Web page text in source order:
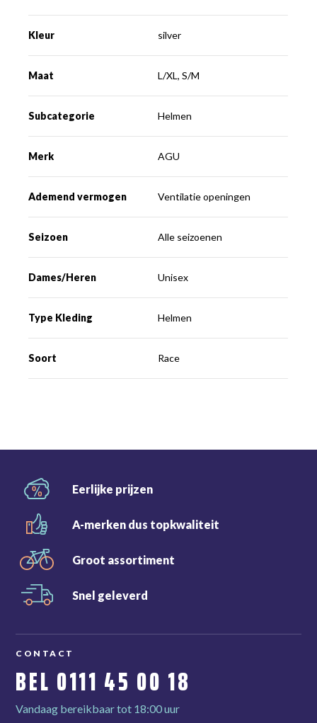
Kleur silver
Maat L/XL, S/M
Subcategorie Helmen
Merk AGU
Ademend vermogen Ventilatie openingen
Seizoen Alle seizoenen
Dames/Heren Unisex
Type Kleding Helmen
Soort Race
Eerlijke prijzen
A-merken dus topkwaliteit
Groot assortiment
Snel geleverd
CONTACT
BEL 0111 45 00 18
Vandaag bereikbaar tot 18:00 uur